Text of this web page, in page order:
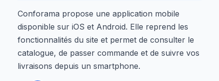
Conforama propose une application mobile
disponible sur iOS et Android. Elle reprend les
fonctionnalités du site et permet de consulter le
catalogue, de passer commande et de suivre vos
livraisons depuis un smartphone.